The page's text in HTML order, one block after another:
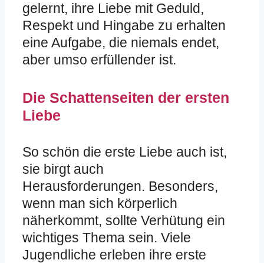
gelernt, ihre Liebe mit Geduld,
Respekt und Hingabe zu erhalten
eine Aufgabe, die niemals endet,
aber umso erfüllender ist.
Die Schattenseiten der ersten
Liebe
So schön die erste Liebe auch ist,
sie birgt auch
Herausforderungen. Besonders,
wenn man sich körperlich
näherkommt, sollte Verhütung ein
wichtiges Thema sein. Viele
Jugendliche erleben ihre erste